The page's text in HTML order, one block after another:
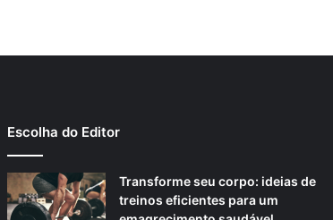
Escolha do Editor
Transforme seu corpo: ideias de
treinos eficientes para um